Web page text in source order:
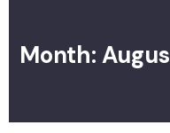
Month: